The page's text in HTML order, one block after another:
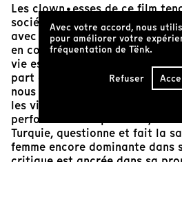
Les clown•esses de ce film
société et aiment enfreindre
avec un clin d'œil. Iels sont
en contradiction, car iels
vie est bien trop courte pour
part qu'iels utilisent leur art
nous divertir, mais aussi pour
les violences visibles et
performances imparables,
Turquie, questionne et fait la
femme encore dominante dans
critique est ancrée dans sa
Avec votre accord, nous
pour améliorer votre
fréquentation de Tënk.
Refuser